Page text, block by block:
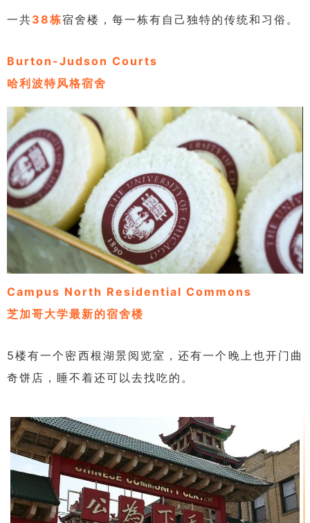
一共38栋宿舍楼，每一栋有自己独特的传统和习俗。
Burton-Judson Courts
哈利波特风格宿舍
Campus North Residential Commons
芝加哥大学最新的宿舍楼
5楼有一个密西根湖景阅览室，还有一个晚上也开门曲
奇饼店，睡不着还可以去找吃的。